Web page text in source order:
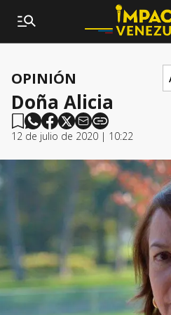
OPINIÓN
Doña Alicia
12 de julio de 2020 | 10:22